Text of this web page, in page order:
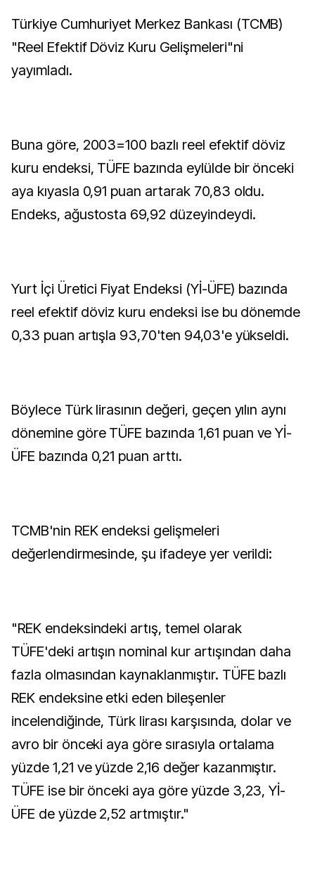
Türkiye Cumhuriyet Merkez Bankası (TCMB)
"Reel Efektif Döviz Kuru Gelişmeleri"ni
yayımladı.
Buna göre, 2003=100 bazlı reel efektif döviz
kuru endeksi, TÜFE bazında eylülde bir önceki
aya kıyasla 0,91 puan artarak 70,83 oldu.
Endeks, ağustosta 69,92 düzeyindeydi.
Yurt İçi Üretici Fiyat Endeksi (Yİ-ÜFE) bazında
reel efektif döviz kuru endeksi ise bu dönemde
0,33 puan artışla 93,70'ten 94,03'e yükseldi.
Böylece Türk lirasının değeri, geçen yılın aynı
dönemine göre TÜFE bazında 1,61 puan ve Yİ-
ÜFE bazında 0,21 puan arttı.
TCMB'nin REK endeksi gelişmeleri
değerlendirmesinde, şu ifadeye yer verildi:
"REK endeksindeki artış, temel olarak
TÜFE'deki artışın nominal kur artışından daha
fazla olmasından kaynaklanmıştır. TÜFE bazlı
REK endeksine etki eden bileşenler
incelendiğinde, Türk lirası karşısında, dolar ve
avro bir önceki aya göre sırasıyla ortalama
yüzde 1,21 ve yüzde 2,16 değer kazanmıştır.
TÜFE ise bir önceki aya göre yüzde 3,23, Yİ-
ÜFE de yüzde 2,52 artmıştır."